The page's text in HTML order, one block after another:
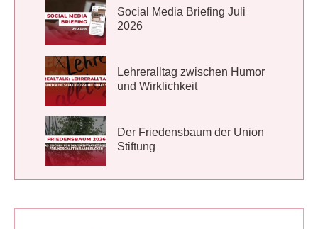
Social Media Briefing Juli
2026
Lehreralltag zwischen Humor
und Wirklichkeit
Der Friedensbaum der Union
Stiftung